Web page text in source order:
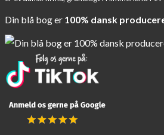
Din blå bog er 100% dansk